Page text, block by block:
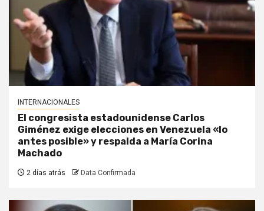
INTERNACIONALES
El congresista estadounidense Carlos
Giménez exige elecciones en Venezuela «lo
antes posible» y respalda a María Corina
Machado
2 días atrás Data Confirmada